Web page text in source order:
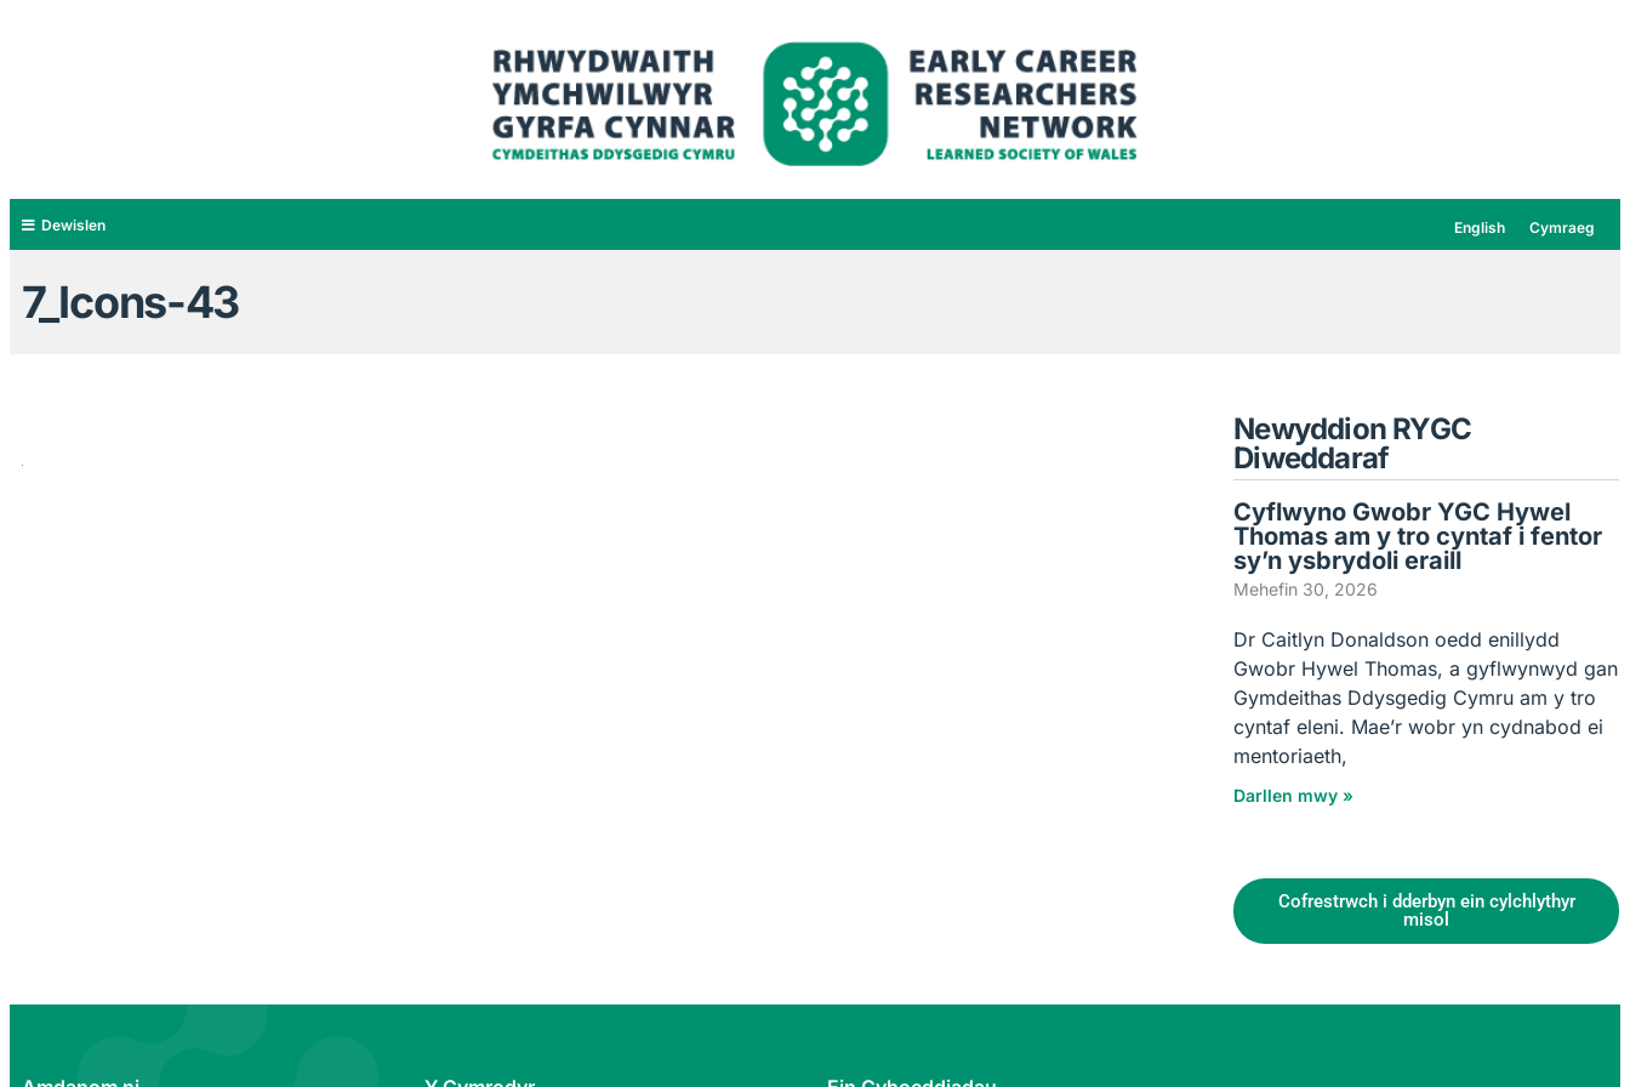
Dewislen English Cymraeg
7_Icons-43
Newyddion RYGC
Diweddaraf
Cyflwyno Gwobr YGC Hywel
Thomas am y tro cyntaf i fentor
sy’n ysbrydoli eraill
Mehefin 30, 2026
Dr Caitlyn Donaldson oedd enillydd
Gwobr Hywel Thomas, a gyflwynwyd gan
Gymdeithas Ddysgedig Cymru am y tro
cyntaf eleni. Mae’r wobr yn cydnabod ei
mentoriaeth,
Darllen mwy »
Cofrestrwch i dderbyn ein cylchlythyr
misol